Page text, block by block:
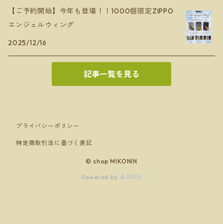
【ご予約開始】今年も登場！！1000個限定ZIPPO
エンジェルウィング
2025/12/16
記事一覧を見る
プライバシーポリシー
特定商取引法に基づく表記
© shop MIKONIN
Powered by